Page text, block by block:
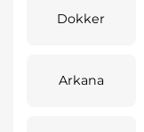
Dokker
Arkana